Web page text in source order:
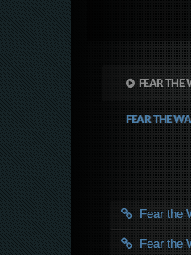
FEAR THE
FEAR THE
Fear the
Fear the